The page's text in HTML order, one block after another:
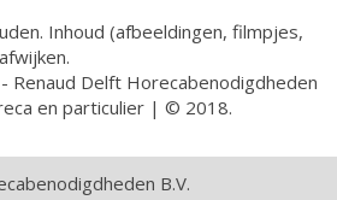
Inhoud (afbeeldingen, filmpjes,
Renaud Delft Horecabenodigdheden
en particulier | © 2018.
B.V.